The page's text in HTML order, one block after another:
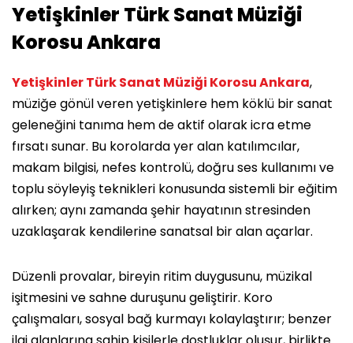
Yetişkinler Türk Sanat Müziği
Korosu Ankara
Yetişkinler Türk Sanat Müziği Korosu Ankara,
müziğe gönül veren yetişkinlere hem köklü bir sanat
geleneğini tanıma hem de aktif olarak icra etme
fırsatı sunar. Bu korolarda yer alan katılımcılar,
makam bilgisi, nefes kontrolü, doğru ses kullanımı ve
toplu söyleyiş teknikleri konusunda sistemli bir eğitim
alırken; aynı zamanda şehir hayatının stresinden
uzaklaşarak kendilerine sanatsal bir alan açarlar.
Düzenli provalar, bireyin ritim duygusunu, müzikal
işitmesini ve sahne duruşunu geliştirir. Koro
çalışmaları, sosyal bağ kurmayı kolaylaştırır; benzer